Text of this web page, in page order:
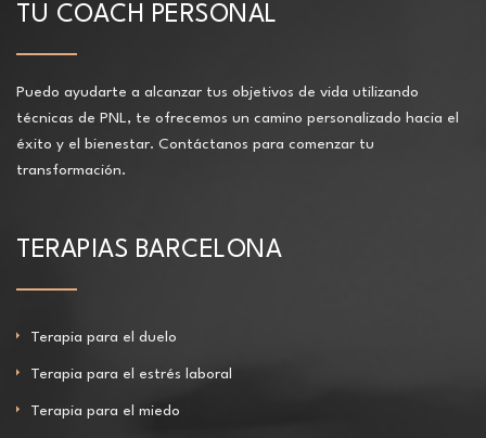
TU COACH PERSONAL
Puedo ayudarte a alcanzar tus objetivos de vida utilizando
técnicas de PNL, te ofrecemos un camino personalizado hacia el
éxito y el bienestar. Contáctanos para comenzar tu
transformación.
TERAPIAS BARCELONA
Terapia para el duelo
Terapia para el estrés laboral
Terapia para el miedo